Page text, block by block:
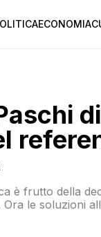
ECONOMIA
è frutto della
le soluzioni